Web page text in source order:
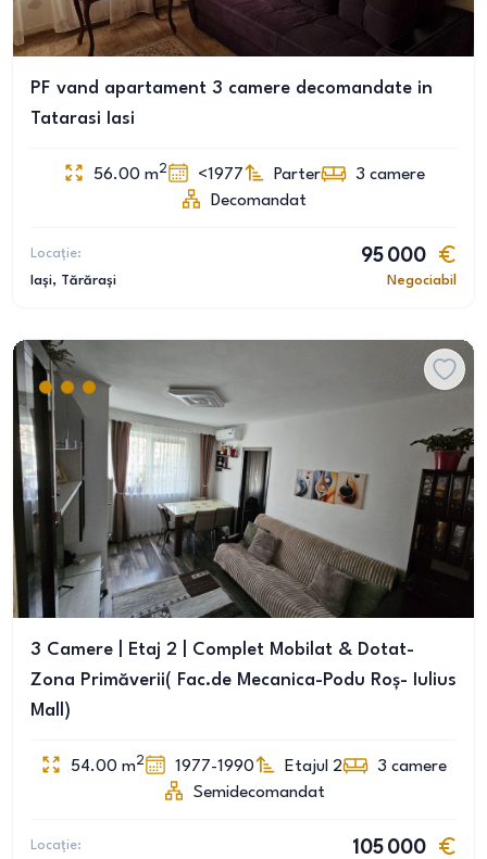
PF vand apartament 3 camere decomandate in
Tatarasi Iasi
56.00 m2 <1977 Parter 3 camere
Decomandat
Locație:
Iași, Tărărași
95 000
Negociabil
3 Camere | Etaj 2 | Complet Mobilat & Dotat-
Zona Primăverii( Fac.de Mecanica-Podu Roș- Iulius
Mall)
54.00 m2 1977-1990 Etajul 2 3 camere
Semidecomandat
Locație:
105 000